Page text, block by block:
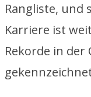
Rangliste, und
Karriere ist
Rekorde in der